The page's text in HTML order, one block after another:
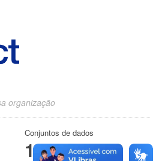
organização
Conjuntos de dados
1